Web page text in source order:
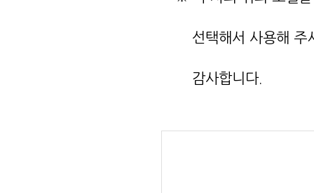
선택해서 사용해 주
감사합니다.